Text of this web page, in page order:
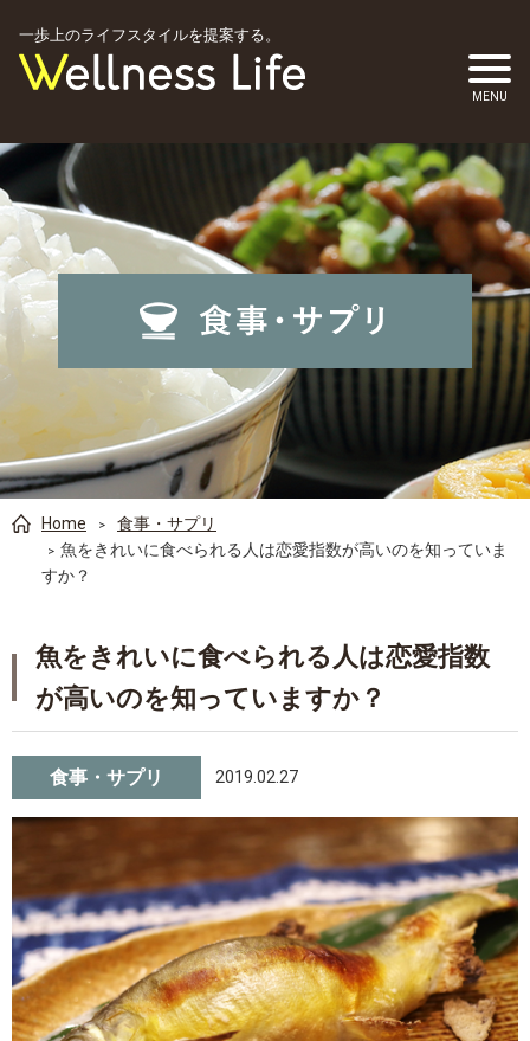
一歩上のライフスタイルを提案する。
Home
食事・サプリ
魚をきれいに食べられる人は恋愛指数が高いのを知っていま
すか？
魚をきれいに食べられる人は恋愛指数
が高いのを知っていますか？
食事・サプリ 2019.02.27